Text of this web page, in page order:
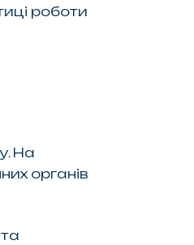
роботи
На
органів